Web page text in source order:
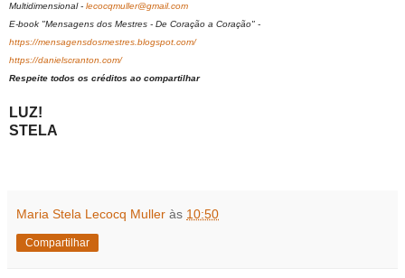
Multidimensional - lecocqmuller@gmail.com
E-book "Mensagens dos Mestres - De Coração a Coração" -
https://mensagensdosmestres.blogspot.com/
https://danielscranton.com/
Respeite todos os créditos ao compartilhar
LUZ!
STELA
Maria Stela Lecocq Muller às 10:50
Compartilhar